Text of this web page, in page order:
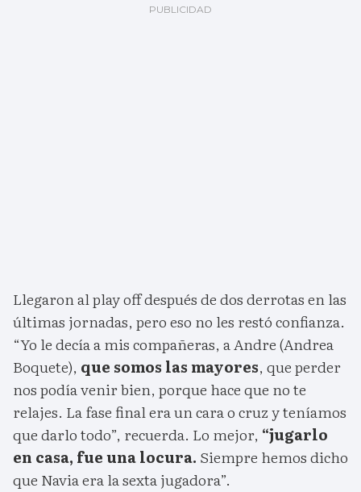
Llegaron al play off después de dos derrotas en las
últimas jornadas, pero eso no les restó confianza.
“Yo le decía a mis compañeras, a Andre (Andrea
Boquete), que somos las mayores, que perder
nos podía venir bien, porque hace que no te
relajes. La fase final era un cara o cruz y teníamos
que darlo todo”, recuerda. Lo mejor, “jugarlo
en casa, fue una locura. Siempre hemos dicho
que Navia era la sexta jugadora”.